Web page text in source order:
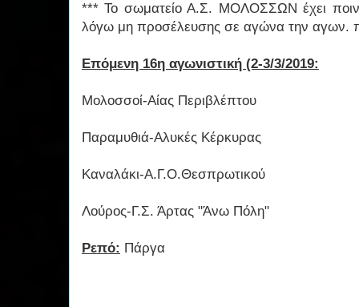
*** Το σωματείο Α.Σ. ΜΟΛΟΣΣΩΝ έχει
λόγω μη προσέλευσης σε αγώνα την αγων.
Επόμενη 16η αγωνιστική (2-3/3/2019:
Μολοσσοί-Αίας Περιβλέπτου
Παραμυθιά-Αλυκές Κέρκυρας
Καναλάκι-Α.Γ.Ο.Θεσπρωτικού
Λούρος-Γ.Σ. Άρτας "Άνω Πόλη"
Ρεπό: Πάργα